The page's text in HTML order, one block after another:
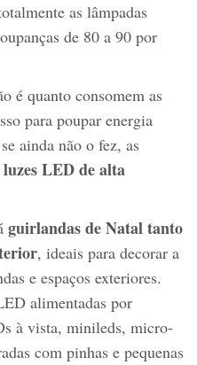
as lâmpadas
de 80 a 90 por
é quanto consomem as
para poupar energia
ainda não o fez, as
luzes LED de alta
guirlandas de Natal tanto
, ideais para decorar a
e espaços exteriores.
alimentadas por
à vista, minileds, micro-
com pinhas e pequenas